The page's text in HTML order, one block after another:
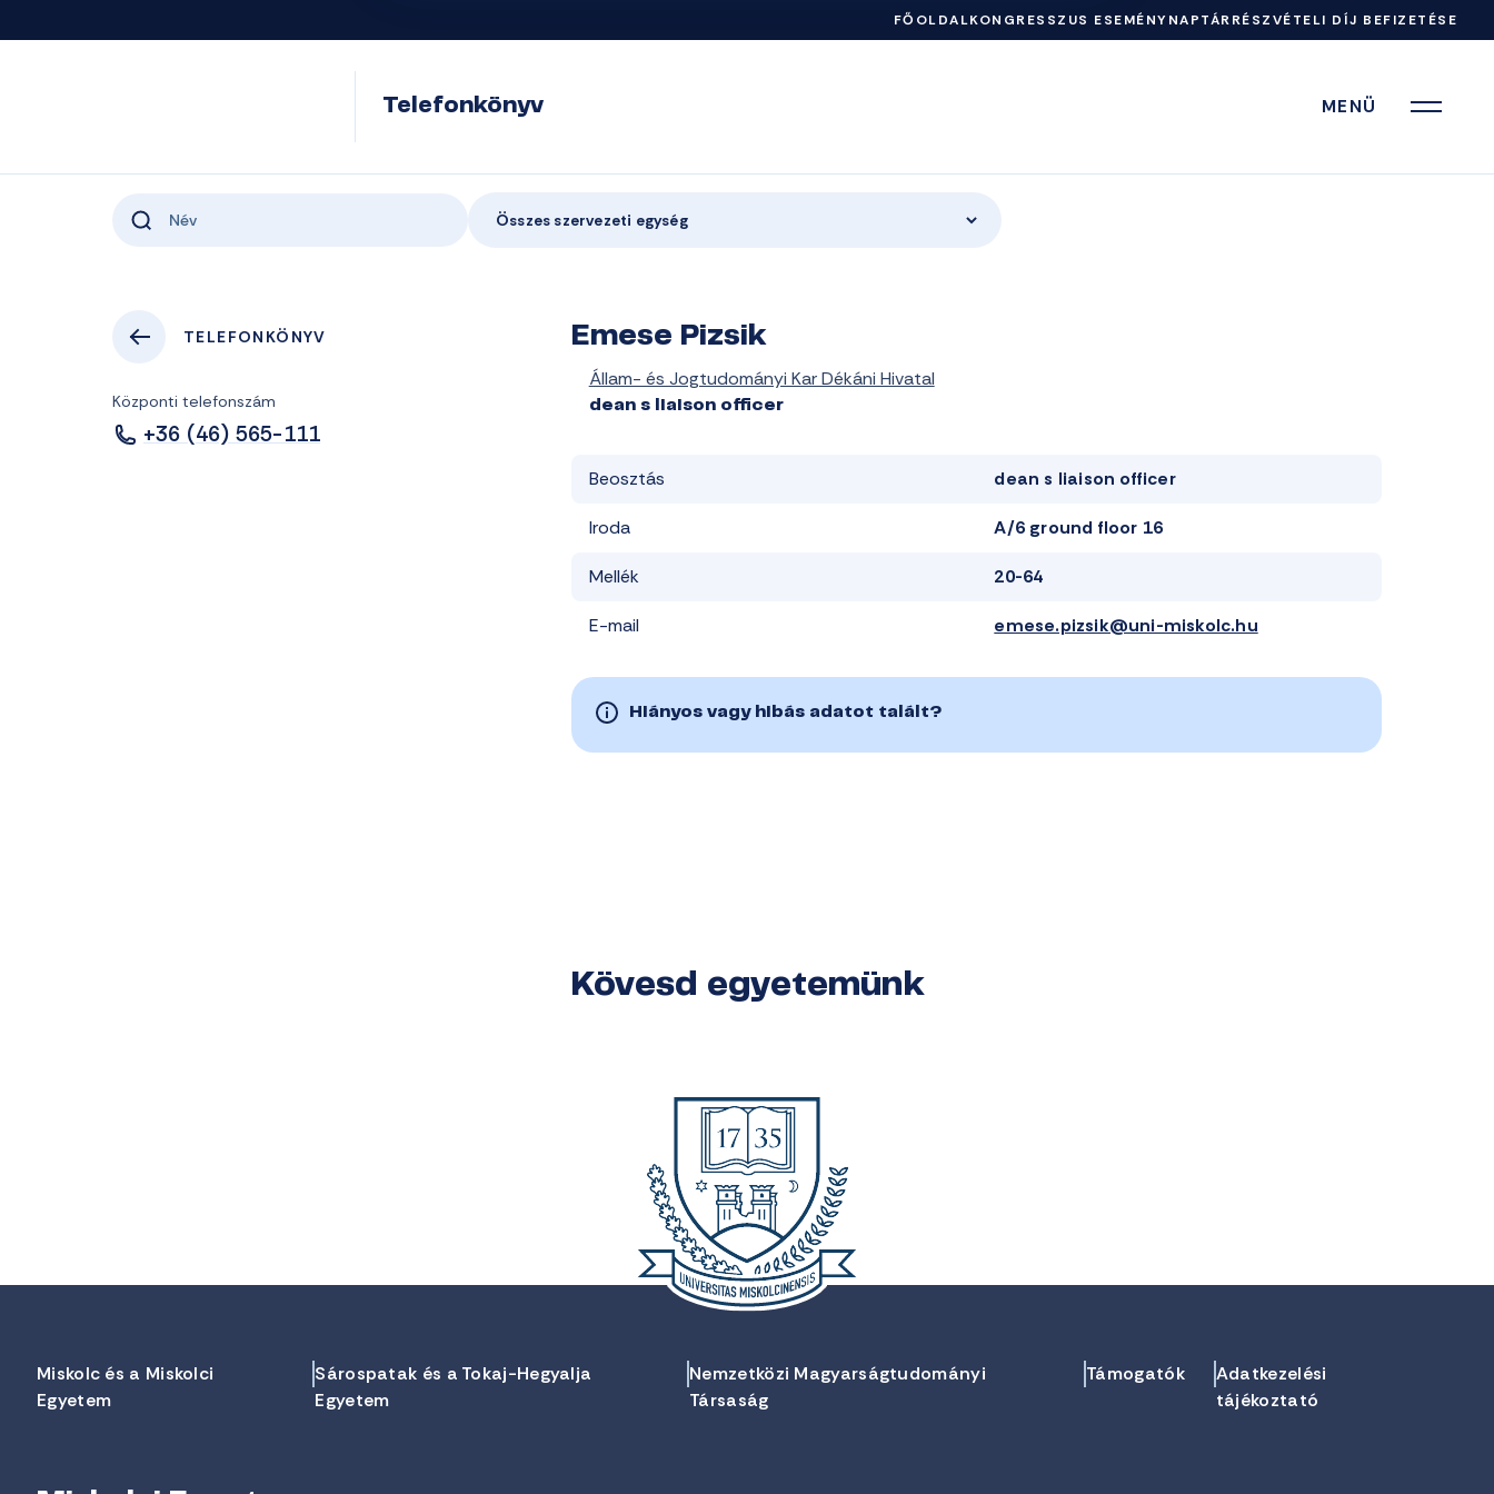
FŐOLDALKONGRESSZUS ESEMÉNYNAPTÁRRÉSZVÉTELI DÍJ BEFIZETÉSE
Telefonkönyv MENÜ
Összes szervezeti egység
TELEFONKÖNYV
Központi telefonszám
+36 (46) 565-111
Emese Pizsik
Állam- és Jogtudományi Kar Dékáni Hivatal
dean s liaison officer
Beosztás dean s liaison officer
Iroda A/6 ground floor 16
Mellék 20-64
E-mail emese.pizsik@uni-miskolc.hu
Hiányos vagy hibás adatot talált?
Kövesd egyetemünk
Miskolc és a Miskolci
Egyetem
Sárospatak és a Tokaj-Hegyalja
Egyetem
Nemzetközi Magyarságtudományi
Társaság
Támogatók
Adatkezelési
tájékoztató